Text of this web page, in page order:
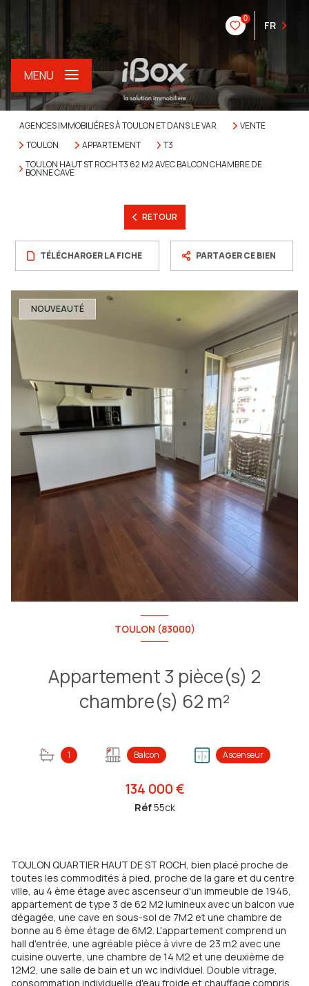
0
FR
MENU
AGENCES IMMOBILIÈRES À TOULON ET DANS LE VAR
VENTE
TOULON
APPARTEMENT
T3
TOULON HAUT ST ROCH T3 62 M2 AVEC BALCON CHAMBRE DE
BONNE CAVE
RETOUR
TÉLÉCHARGER LA FICHE PARTAGER CE BIEN
NOUVEAUTÉ
TOULON (83000)
Appartement 3 pièce(s) 2
chambre(s) 62 m²
1 Balcon Ascenseur
134 000 €
Réf55ck
TOULON QUARTIER HAUT DE ST ROCH, bien placé proche de
toutes les commodités à pied, proche de la gare et du centre
ville, au 4 ème étage avec ascenseur d'un immeuble de 1946,
appartement de type 3 de 62 M2 lumineux avec un balcon vue
dégagée, une cave en sous-sol de 7M2 et une chambre de
bonne au 6 ème étage de 6M2. L'appartement comprend un
hall d'entrée, une agréable pièce à vivre de 23 m2 avec une
cuisine ouverte, une chambre de 14 M2 et une deuxième de
12M2, une salle de bain et un wc indivIduel. Double vitrage,
consommation individuelle d'eau froide et chauffage compris